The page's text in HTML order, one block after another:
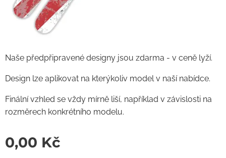
Naše předpřipravené designy jsou zdarma - v ceně lyží.
Design lze aplikovat na kterýkoliv model v naší nabídce.
Finální vzhled se vždy mírně liší, například v závislosti na
rozměrech konkrétního modelu.
0,00 Kč